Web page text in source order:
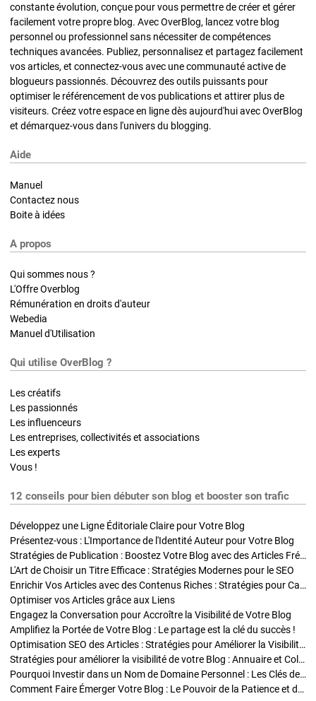
constante évolution, conçue pour vous permettre de créer et gérer
facilement votre propre blog. Avec OverBlog, lancez votre blog
personnel ou professionnel sans nécessiter de compétences
techniques avancées. Publiez, personnalisez et partagez facilement
vos articles, et connectez-vous avec une communauté active de
blogueurs passionnés. Découvrez des outils puissants pour
optimiser le référencement de vos publications et attirer plus de
visiteurs. Créez votre espace en ligne dès aujourd'hui avec OverBlog
et démarquez-vous dans l'univers du blogging.
Aide
Manuel
Contactez nous
Boite à idées
A propos
Qui sommes nous ?
L'Offre Overblog
Rémunération en droits d'auteur
Webedia
Manuel d'Utilisation
Qui utilise OverBlog ?
Les créatifs
Les passionnés
Les influenceurs
Les entreprises, collectivités et associations
Les experts
Vous !
12 conseils pour bien débuter son blog et booster son trafic
Développez une Ligne Éditoriale Claire pour Votre Blog
Présentez-vous : L'Importance de l'Identité Auteur pour Votre Blog
Stratégies de Publication : Boostez Votre Blog avec des Articles Fréquents et Exclusifs
L'Art de Choisir un Titre Efficace : Stratégies Modernes pour le SEO
Enrichir Vos Articles avec des Contenus Riches : Stratégies pour Captiver et Optimiser
Optimiser vos Articles grâce aux Liens
Engagez la Conversation pour Accroître la Visibilité de Votre Blog
Amplifiez la Portée de Votre Blog : Le partage est la clé du succès !
Optimisation SEO des Articles : Stratégies pour Améliorer la Visibilité de Votre Blog
Stratégies pour améliorer la visibilité de votre Blog : Annuaire et Collaborations
Pourquoi Investir dans un Nom de Domaine Personnel : Les Clés de la Réussite de Votre Blog
Comment Faire Émerger Votre Blog : Le Pouvoir de la Patience et de la Persévérance